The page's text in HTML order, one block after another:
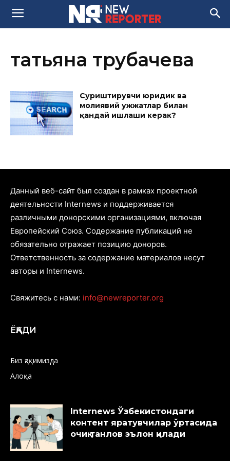
татьяна трубачева
Суриштирувчи юридик ва
молиявий ҳужжатлар билан
қандай ишлаши керак?
Данный веб-сайт был создан в рамках проектной
деятельности Internews и поддерживается
различными донорскими организациями, включая
Европейский Союз. Содержание публикаций не
обязательно отражает позицию доноров.
Ответственность за содержание материалов несут
авторы и Internews.
Свяжитесь с нами: info@newreporter.org
ЁҚАДИ
Биз ҳақимизда
Алоқа
Internews Ўзбекистондаги
контент яратувчилар ўртасида
очиқ танлов эълон қилади